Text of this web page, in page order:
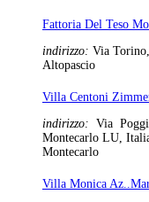
Fattoria Del Teso
indirizzo: Via
Altopascio
Villa Centoni
indirizzo: Via
Montecarlo LU,
Montecarlo
Villa Monica